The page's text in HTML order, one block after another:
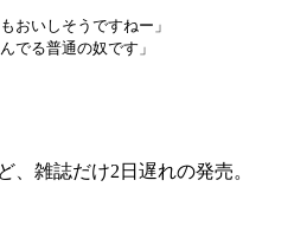
おいしそうですねー」
でる普通の奴です」
、雑誌だけ2日遅れの発売。